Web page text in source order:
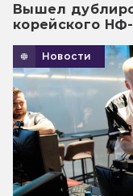
Вышел
корейского
Новости